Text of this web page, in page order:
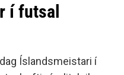
í futsal
Íslandsmeistari í